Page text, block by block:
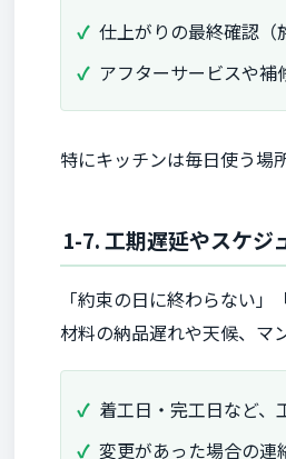
仕上がりの最終確認（
アフターサービスや
特にキッチンは毎日使う場
1-7. 工期遅延やスケジ
「約束の日に終わらない
材料の納品遅れや天候、マ
着工日・完工日など、
変更があった場合の連